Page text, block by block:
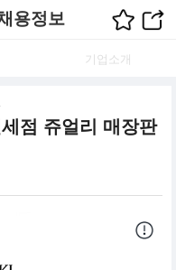
용정보
기업소개
점 쥬얼리 매장판